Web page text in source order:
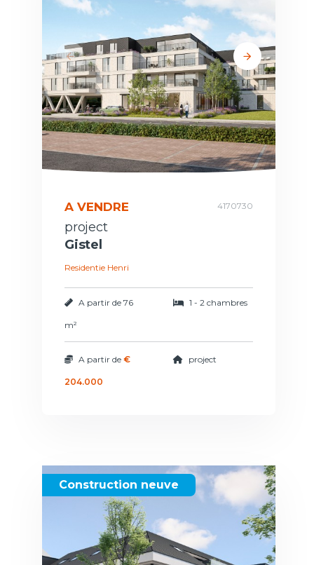
A VENDRE 4170730
project
Gistel
Residentie Henri
A partir de 76
m²
1 - 2 chambres
A partir de €
204.000
project
Construction neuve